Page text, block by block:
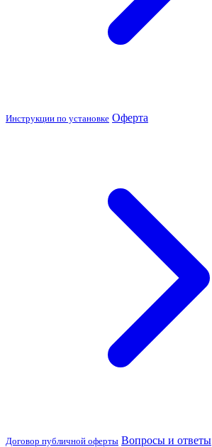
Инструкции по установке Оферта
Договор публичной оферты Вопросы и ответы